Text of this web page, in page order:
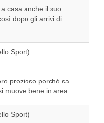
casa anche il suo
dopo gli arrivi di
Sport)
prezioso perché sa
muove bene in area
Sport)